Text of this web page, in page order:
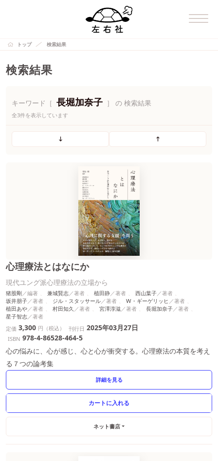
トップ 検索結果
検索結果
キーワード［ 長堀加奈子 ］ の 検索結果
全3件を表示しています
心理療法とはなにか
現代ユング派心理療法の立場から
猪股剛 兼城賢志 植田静
西山葉子
坂井朋子
ジル・スタッサール
W・ギーゲリッヒ
植田あや
村田知久 宮澤淳滋
長堀加奈子
星子智志
定価 3,300 円（税込） 刊行日 2025年03月27日
ISBN 978-4-86528-464-5
心の悩みに、心が感じ、心と心が衝突する。心理療法の本質を考え
る７つの論考集
詳細を見る
ネット書店